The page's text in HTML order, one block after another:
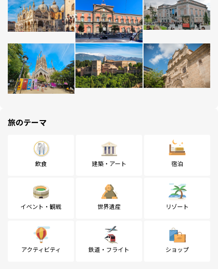
旅のテーマ
飲食 建築・アート 宿泊
イベント・観戦 世界遺産 リゾート
アクティビティ 鉄道・フライト ショップ